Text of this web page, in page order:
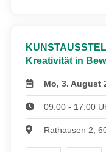
Kreativität in
Mo, 3. August
09:00 - 17:00
Rathausen 2,